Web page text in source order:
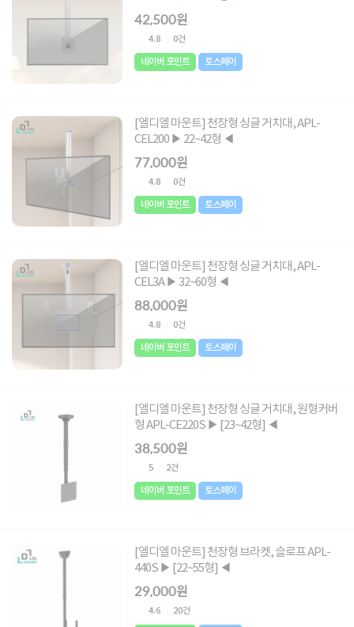
42,500원
4.8 0건
네이버 포인트 토스페이
[엘디엘 마운트] 천장형 싱글 거치대, APL-
CEL200 ▶ 22~42형 ◀
77,000원
4.8 0건
네이버 포인트 토스페이
[엘디엘 마운트] 천장형 싱글 거치대, APL-
CEL3A ▶ 32~60형 ◀
88,000원
4.8 0건
네이버 포인트 토스페이
[엘디엘 마운트] 천장형 싱글 거치대, 원형커버
형 APL-CE220S ▶ [23~42형] ◀
38,500원
5 2건
네이버 포인트 토스페이
[엘디엘 마운트] 천장형 브라켓, 슬로프 APL-
440S ▶ [22~55형] ◀
29,000원
4.6 20건